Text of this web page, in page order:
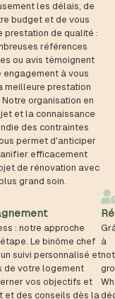
les délais, de
budget et de vous
prestation de qualité :
références
ou avis témoignent
engagement à vous
meilleure prestation
organisation en
et la connaissance
des contraintes
permet d'anticiper
efficacement
de rénovation avec
grand soin.
: notre approche
Le binôme chef
suivi personnalisé et
de votre logement
vos objectifs et
et des conseils dès la
à